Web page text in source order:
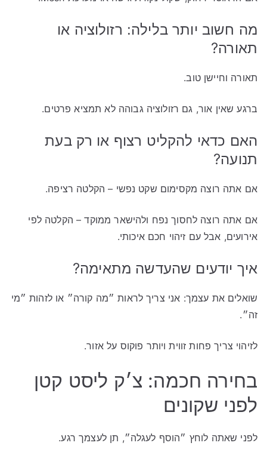
מה חשוב יותר בלילה: רזולוציה או
תאורה?
תאורה וחיישן טוב.
ברגע שאין אור, גם רזולוציה גבוהה לא תמציא פרטים.
האם כדאי להקליט רצוף או רק בעת
תנועה?
אם אתה רוצה מקסימום שקט נפשי – הקלטה רציפה.
אם אתה רוצה לחסוך נפח ולהישאר ממוקד – הקלטה לפי
אירועים, אבל עם זיהוי חכם איכותי.
איך יודעים שהעדשה מתאימה?
שואלים את עצמך: אני צריך לראות ״מה קורה״ או לזהות ״מי
זה״.
לזיהוי צריך פחות זווית ויותר פוקוס על אזור.
בחירה חכמה: צ׳ק ליסט קטן
לפני שקונים
לפני שאתה לוחץ ״הוסף לעגלה״, תן לעצמך רגע.